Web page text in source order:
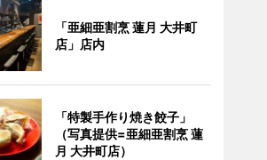
「亜細亜割烹 蓮月 大井町
店」店内
「特製手作り焼き餃子」
（写真提供=亜細亜割烹 蓮
月 大井町店）